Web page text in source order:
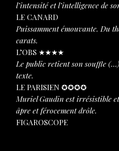
l’intensité et l’intelligence de
LE CANARD
Puissamment émouvante. Du
carats.
L’OBS ★★★★
Le public retient son souffle
texte.
LE PARISIEN ✪✪✪✪
Muriel Gaudin est irrésistible
âpre et férocement drôle.
FIGAROSCOPE